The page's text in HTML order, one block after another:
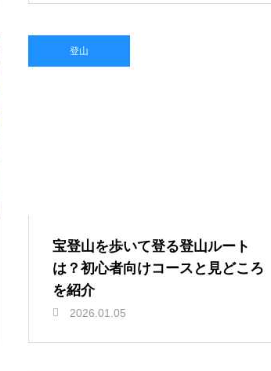
登山
宝登山を歩いて登る登山ルート
は？初心者向けコースと見どころ
を紹介
2026.01.05